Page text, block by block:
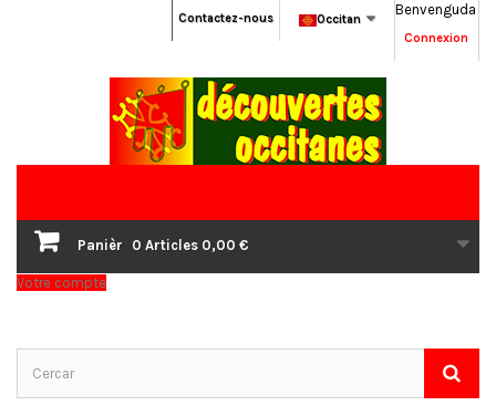
Benvenguda
Connexion
Occitan
Contactez-nous
Panièr 0 Articles 0,00 €
Votre compte